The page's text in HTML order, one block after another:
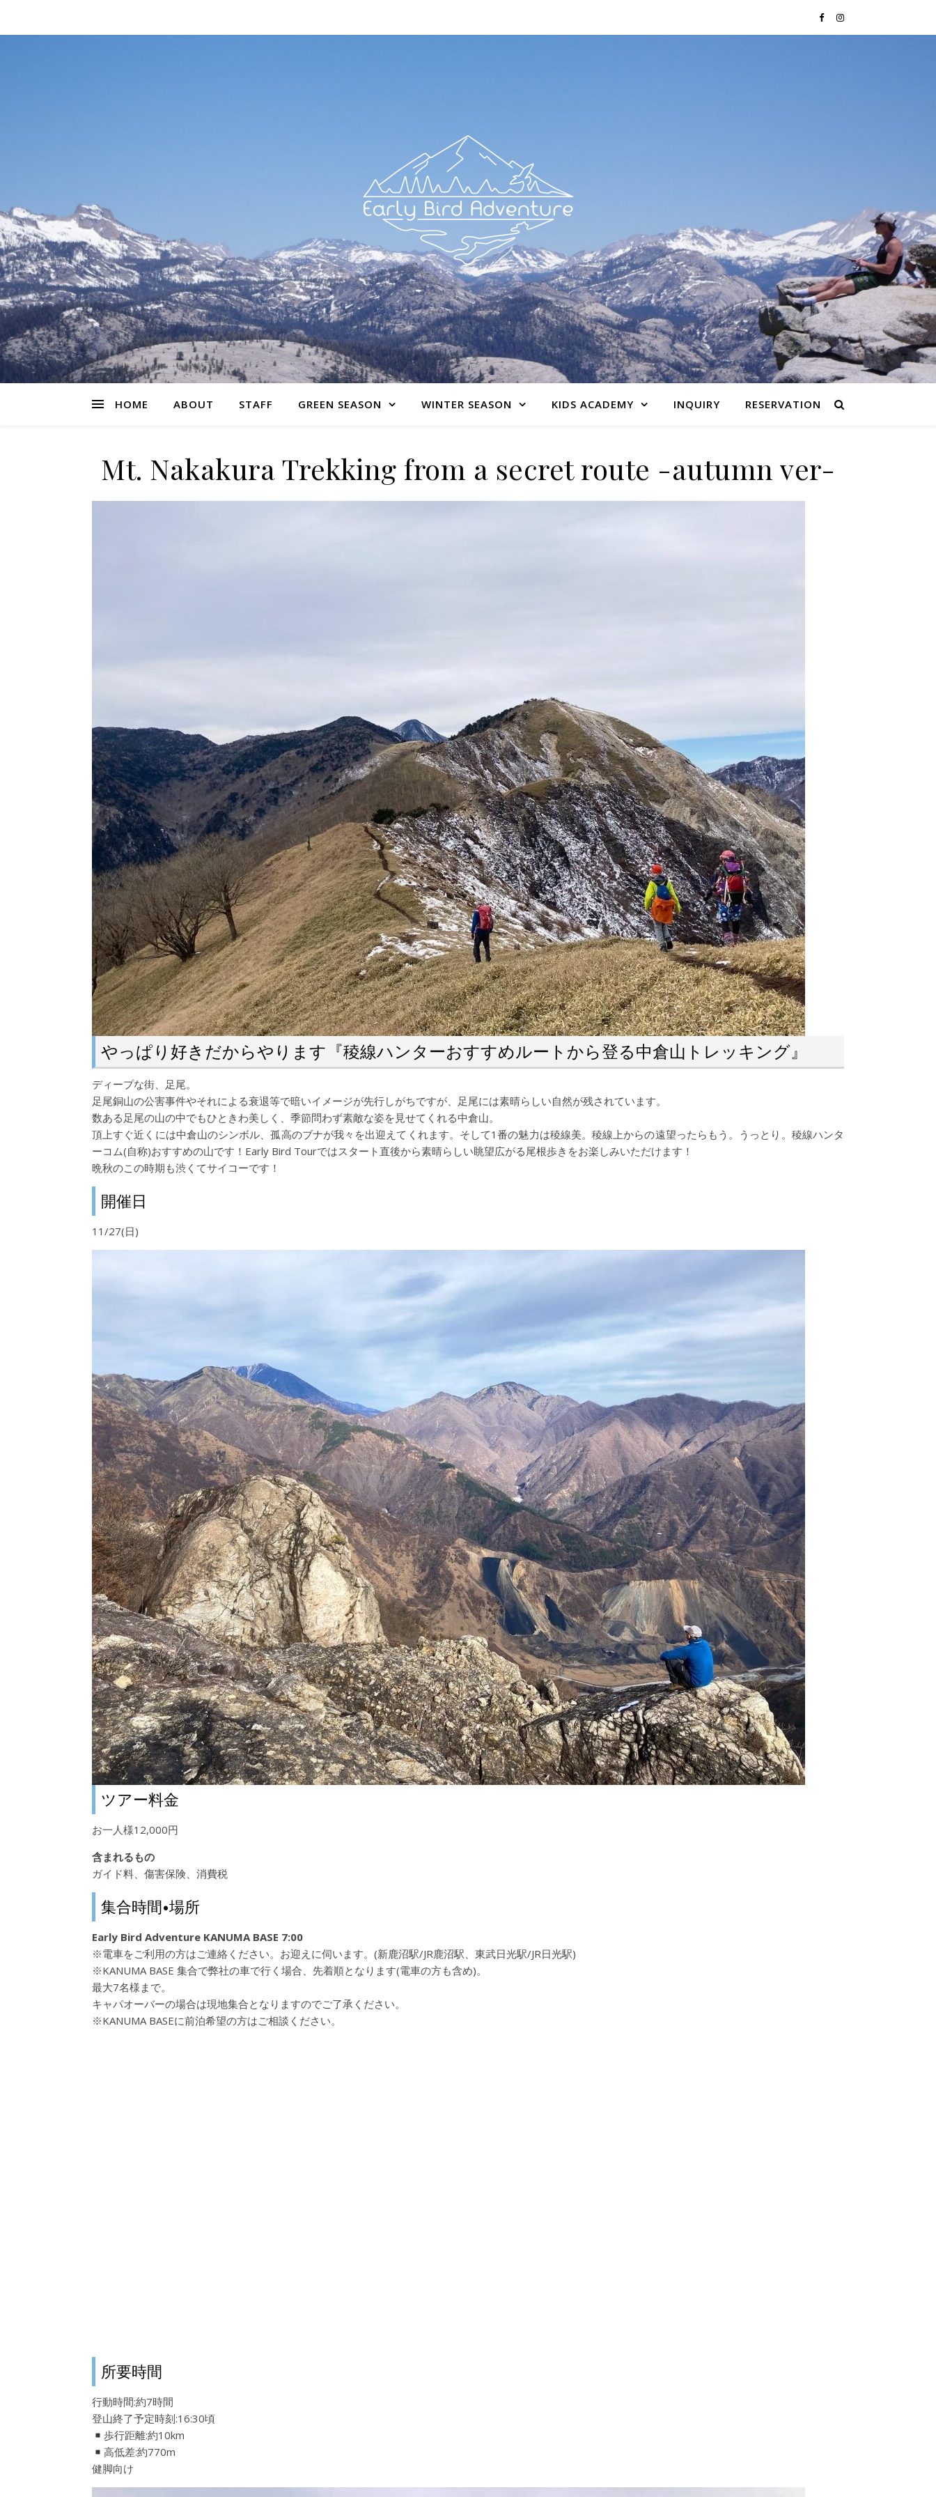
HOME ABOUT STAFF GREEN SEASON WINTER SEASON KIDS ACADEMY INQUIRY RESERVATION
Mt. Nakakura Trekking from a secret route -autumn ver-
やっぱり好きだからやります『稜線ハンターおすすめルートから登る中倉山トレッキング』
ディープな街、足尾。
足尾銅山の公害事件やそれによる衰退等で暗いイメージが先行しがちですが、足尾には素晴らしい自然が残されています。
数ある足尾の山の中でもひときわ美しく、季節問わず素敵な姿を見せてくれる中倉山。
頂上すぐ近くには中倉山のシンボル、孤高のブナが我々を出迎えてくれます。そして1番の魅力は稜線美。稜線上からの遠望ったらもう。うっとり。稜線ハンタ
ーコム(自称)おすすめの山です！Early Bird Tourではスタート直後から素晴らしい眺望広がる尾根歩きをお楽しみいただけます！
晩秋のこの時期も渋くてサイコーです！
開催日
11/27(日)
ツアー料金
お一人様12,000円
含まれるもの
ガイド料、傷害保険、消費税
集合時間•場所
Early Bird Adventure KANUMA BASE 7:00
※電車をご利用の方はご連絡ください。お迎えに伺います。(新鹿沼駅/JR鹿沼駅、東武日光駅/JR日光駅)
※KANUMA BASE 集合で弊社の車で行く場合、先着順となります(電車の方も含め)。
最大7名様まで。
キャパオーバーの場合は現地集合となりますのでご了承ください。
※KANUMA BASEに前泊希望の方はご相談ください。
所要時間
行動時間:約7時間
登山終了予定時刻:16:30頃
歩行距離:約10km
高低差:約770m
健脚向け